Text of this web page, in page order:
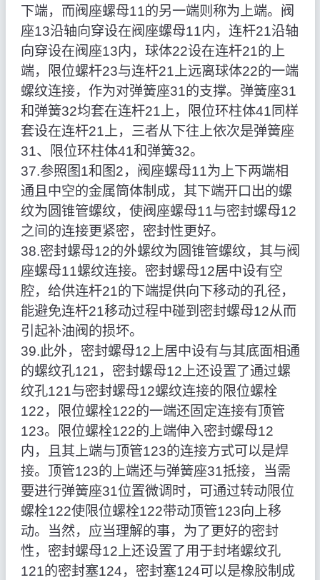
下端，而阀座螺母11的另一端则称为上端。阀
座13沿轴向穿设在阀座螺母11内，连杆21沿轴
向穿设在阀座13内，球体22设在连杆21的上
端，限位螺杆23与连杆21上远离球体22的一端
螺纹连接，作为对弹簧座31的支撑。弹簧座31
和弹簧32均套在连杆21上，限位环柱体41同样
套设在连杆21上，三者从下往上依次是弹簧座
31、限位环柱体41和弹簧32。
37.参照图1和图2，阀座螺母11为上下两端相
通且中空的金属筒体制成，其下端开口出的螺
纹为圆锥管螺纹，使阀座螺母11与密封螺母12
之间的连接更紧密，密封性更好。
38.密封螺母12的外螺纹为圆锥管螺纹，其与阀
座螺母11螺纹连接。密封螺母12居中设有空
腔，给供连杆21的下端提供向下移动的孔径，
能避免连杆21移动过程中碰到密封螺母12从而
引起补油阀的损坏。
39.此外，密封螺母12上居中设有与其底面相通
的螺纹孔121，密封螺母12上还设置了通过螺
纹孔121与密封螺母12螺纹连接的限位螺栓
122，限位螺栓122的一端还固定连接有顶管
123。限位螺栓122的上端伸入密封螺母12
内，且其上端与顶管123的连接方式可以是焊
接。顶管123的上端还与弹簧座31抵接，当需
要进行弹簧座31位置微调时，可通过转动限位
螺栓122使限位螺栓122带动顶管123向上移
动。当然，应当理解的事，为了更好的密封
性，密封螺母12上还设置了用于封堵螺纹孔
121的密封塞124，密封塞124可以是橡胶制成